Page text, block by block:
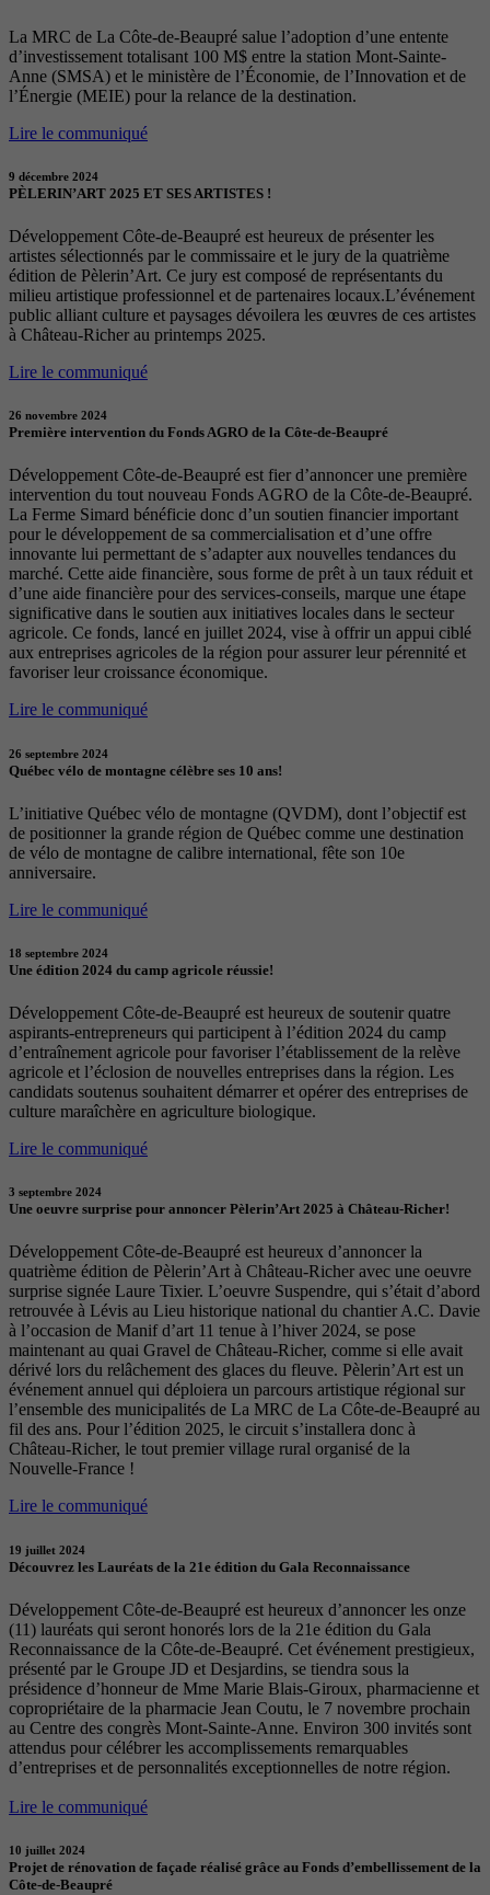
La MRC de La Côte-de-Beaupré salue l’adoption d’une entente
d’investissement totalisant 100 M$ entre la station Mont-Sainte-
Anne (SMSA) et le ministère de l’Économie, de l’Innovation et de
l’Énergie (MEIE) pour la relance de la destination.
Lire le communiqué
9 décembre 2024
PÈLERIN’ART 2025 ET SES ARTISTES !
Développement Côte-de-Beaupré est heureux de présenter les
artistes sélectionnés par le commissaire et le jury de la quatrième
édition de Pèlerin’Art. Ce jury est composé de représentants du
milieu artistique professionnel et de partenaires locaux.L’événement
public alliant culture et paysages dévoilera les œuvres de ces artistes
à Château-Richer au printemps 2025.
Lire le communiqué
26 novembre 2024
Première intervention du Fonds AGRO de la Côte-de-Beaupré
Développement Côte-de-Beaupré est fier d’annoncer une première
intervention du tout nouveau Fonds AGRO de la Côte-de-Beaupré.
La Ferme Simard bénéficie donc d’un soutien financier important
pour le développement de sa commercialisation et d’une offre
innovante lui permettant de s’adapter aux nouvelles tendances du
marché. Cette aide financière, sous forme de prêt à un taux réduit et
d’une aide financière pour des services-conseils, marque une étape
significative dans le soutien aux initiatives locales dans le secteur
agricole. Ce fonds, lancé en juillet 2024, vise à offrir un appui ciblé
aux entreprises agricoles de la région pour assurer leur pérennité et
favoriser leur croissance économique.
Lire le communiqué
26 septembre 2024
Québec vélo de montagne célèbre ses 10 ans!
L’initiative Québec vélo de montagne (QVDM), dont l’objectif est
de positionner la grande région de Québec comme une destination
de vélo de montagne de calibre international, fête son 10e
anniversaire.
Lire le communiqué
18 septembre 2024
Une édition 2024 du camp agricole réussie!
Développement Côte-de-Beaupré est heureux de soutenir quatre
aspirants-entrepreneurs qui participent à l’édition 2024 du camp
d’entraînement agricole pour favoriser l’établissement de la relève
agricole et l’éclosion de nouvelles entreprises dans la région. Les
candidats soutenus souhaitent démarrer et opérer des entreprises de
culture maraîchère en agriculture biologique.
Lire le communiqué
3 septembre 2024
Une oeuvre surprise pour annoncer Pèlerin’Art 2025 à Château-Richer!
Développement Côte-de-Beaupré est heureux d’annoncer la
quatrième édition de Pèlerin’Art à Château-Richer avec une oeuvre
surprise signée Laure Tixier. L’oeuvre Suspendre, qui s’était d’abord
retrouvée à Lévis au Lieu historique national du chantier A.C. Davie
à l’occasion de Manif d’art 11 tenue à l’hiver 2024, se pose
maintenant au quai Gravel de Château-Richer, comme si elle avait
dérivé lors du relâchement des glaces du fleuve. Pèlerin’Art est un
événement annuel qui déploiera un parcours artistique régional sur
l’ensemble des municipalités de La MRC de La Côte-de-Beaupré au
fil des ans. Pour l’édition 2025, le circuit s’installera donc à
Château-Richer, le tout premier village rural organisé de la
Nouvelle-France !
Lire le communiqué
19 juillet 2024
Découvrez les Lauréats de la 21e édition du Gala Reconnaissance
Développement Côte-de-Beaupré est heureux d’annoncer les onze
(11) lauréats qui seront honorés lors de la 21e édition du Gala
Reconnaissance de la Côte-de-Beaupré. Cet événement prestigieux,
présenté par le Groupe JD et Desjardins, se tiendra sous la
présidence d’honneur de Mme Marie Blais-Giroux, pharmacienne et
copropriétaire de la pharmacie Jean Coutu, le 7 novembre prochain
au Centre des congrès Mont-Sainte-Anne. Environ 300 invités sont
attendus pour célébrer les accomplissements remarquables
d’entreprises et de personnalités exceptionnelles de notre région.
Lire le communiqué
10 juillet 2024
Projet de rénovation de façade réalisé grâce au Fonds d’embellissement de la
Côte-de-Beaupré